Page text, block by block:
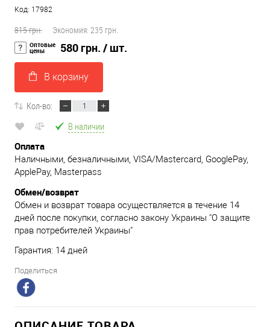
Код: 17982
815 грн. Экономия: 235 грн.
Оптовые
цены 580 грн. / шт.
В корзину
Кол-во:
В наличии
Оплата
Наличными, безналичными, VISA/Mastercard, GooglePay,
ApplePay, Masterpass
Обмен/возврат
Обмен и возврат товара осуществляется в течение 14
дней после покупки, согласно закону Украины "О защите
прав потребителей Украины"
Гарантия: 14 дней
Поделиться